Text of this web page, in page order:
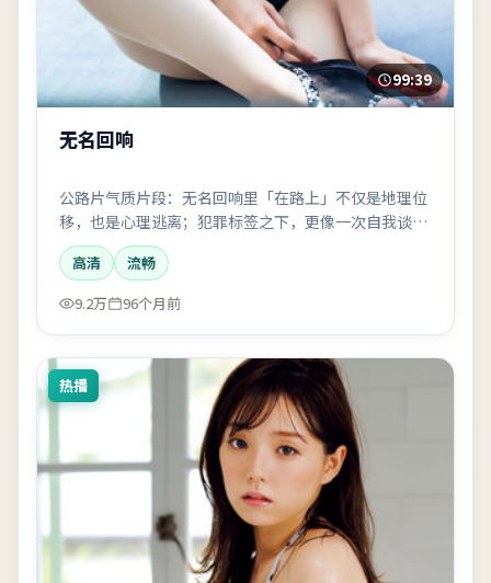
99:39
无名回响
公路片气质片段：无名回响里「在路上」不仅是地理位
移，也是心理逃离；犯罪标签之下，更像一次自我谈
判。
高清
流畅
9.2万
96个月前
热播